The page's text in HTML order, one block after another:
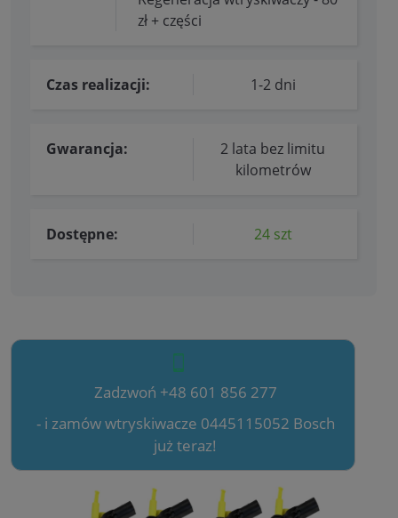
zł + części
Czas realizacji: 1-2 dni
Gwarancja:
2 lata bez limitu
kilometrów
Dostępne: 24 szt
Zadzwoń +48 601 856 277
- i zamów wtryskiwacze 0445115052 Bosch
już teraz!